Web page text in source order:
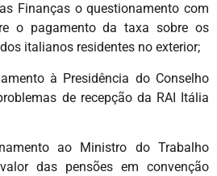
Finanças o questionamento com
o pagamento da taxa sobre os
italianos residentes no exterior;
à Presidência do Conselho
de recepção da RAI Itália
ao Ministro do Trabalho
das pensões em convenção